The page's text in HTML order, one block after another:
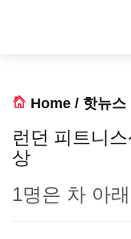
Home / 핫뉴스
런던 피트니
상
1명은 차 아